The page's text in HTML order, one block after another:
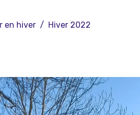
en hiver Hiver 2022